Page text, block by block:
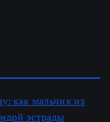
как мальчик из
эстрады